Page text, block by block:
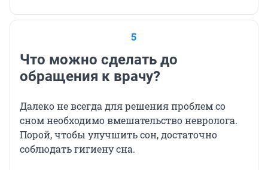
5
Что можно сделать до
обращения к врачу?
Далеко не всегда для решения проблем со
сном необходимо вмешательство невролога.
Порой, чтобы улучшить сон, достаточно
соблюдать гигиену сна.